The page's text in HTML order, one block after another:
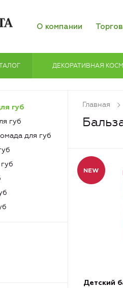
О компании
ДЕКОРАТИВНАЯ
губ
губ
для губ
Главная
Детский